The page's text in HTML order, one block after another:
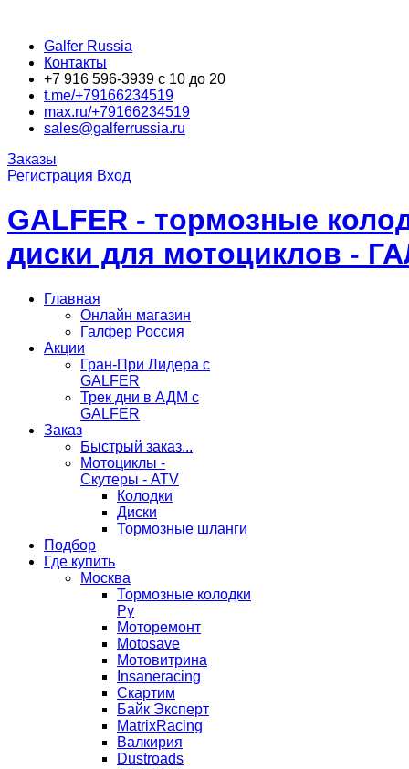
Galfer Russia
Контакты
+7 916 596-3939 с 10 до 20
t.me/+79166234519
max.ru/+79166234519
sales@galferrussia.ru
Заказы
Регистрация Вход
GALFER - тормозные
диски для мотоциклов -
Главная
Онлайн магазин
Галфер Россия
Акции
Гран-При Лидера c
GALFER
Трек дни в АДМ с
GALFER
Заказ
Быстрый заказ...
Мотоциклы -
Скутеры - ATV
Колодки
Диски
Тормозные шланги
Подбор
Где купить
Москва
Тормозные колодки
Ру
Моторемонт
Motosave
Мотовитрина
Insaneracing
Скартим
Байк Эксперт
MatrixRacing
Валкирия
Dustroads